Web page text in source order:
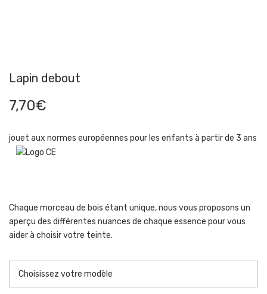
Lapin debout
7,70€
jouet aux normes européennes pour les enfants à partir de 3 ans
Chaque morceau de bois étant unique, nous vous proposons un
aperçu des différentes nuances de chaque essence pour vous
aider à choisir votre teinte.